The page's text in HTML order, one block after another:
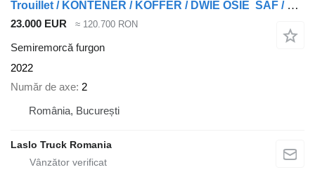
Trouillet / KONTENER / KOFFER / DWIE OSIE SAF / BARDZO MOCNA PODŁOGA: SZY
23.000 EUR ≈ 120.700 RON
Semiremorcă furgon
2022
Număr de axe 2
România, București
Laslo Truck Romania